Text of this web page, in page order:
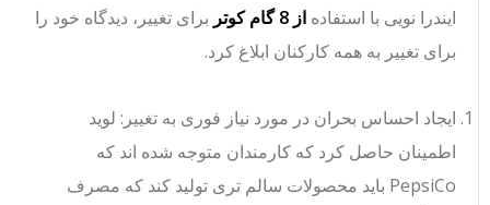
ایندرا نویی با استفادهاز 8 گام کوتر
برای تغییر، دیدگاه خود را
برای تغییر به همه کارکنان ابلاغ کرد.
ایجاد احساس بحران در مورد نیاز فوری به تغییر: لوید
اطمینان حاصل کرد که کارمندان متوجه شده اند که
PepsiCo باید محصولات سالم تری تولید کند که مصرف